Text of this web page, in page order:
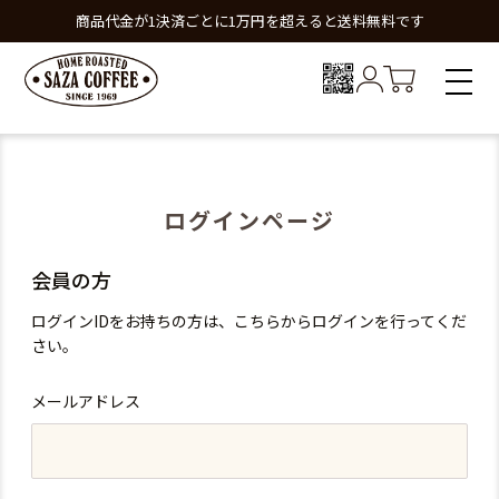
商品代金が1決済ごとに1万円を超えると送料無料です
ログインページ
会員の方
ログインIDをお持ちの方は、こちらからログインを行ってくだ
さい。
メールアドレス